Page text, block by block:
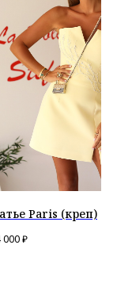
Paris (креп)
000₽